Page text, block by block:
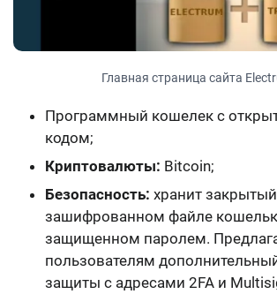
Главная страница сайта
Программный кошелек с
кодом;
Криптовалюты: Bitcoin;
Безопасность: хранит
зашифрованном файле
защищенном паролем.
пользователям
защиты с адресами 2FA и